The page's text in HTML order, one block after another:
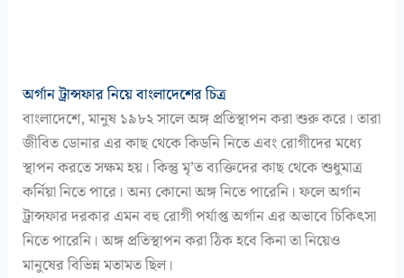
অর্গান ট্রান্সফার নিয়ে বাংলাদেশের চিত্র
বাংলাদেশে, মানুষ ১৯৮২ সালে অঙ্গ প্রতিস্থাপন করা শুরু করে। তারা
জীবিত ডোনার এর কাছ থেকে কিডনি নিতে এবং রোগীদের মধ্যে
স্থাপন করতে সক্ষম হয়। কিন্তু মৃ’ত ব্যক্তিদের কাছ থেকে শুধুমাত্র
কর্নিয়া নিতে পারে। অন্য কোনো অঙ্গ নিতে পারেনি। ফলে অর্গান
ট্রান্সফার দরকার এমন বহু রোগী পর্যাপ্ত অর্গান এর অভাবে চিকিৎসা
নিতে পারেনি। অঙ্গ প্রতিস্থাপন করা ঠিক হবে কিনা তা নিয়েও
মানুষের বিভিন্ন মতামত ছিল।